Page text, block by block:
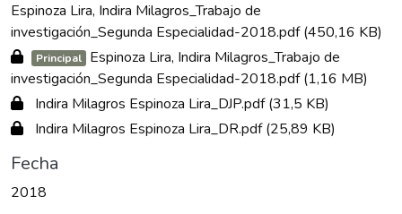
Espinoza Lira, Indira Milagros_Trabajo de
investigación_Segunda Especialidad-2018.pdf(450,16 KB)
Principal Espinoza Lira, Indira Milagros_Trabajo de
investigación_Segunda Especialidad-2018.pdf(1,16 MB)
Indira Milagros Espinoza Lira_DJP.pdf(31,5 KB)
Indira Milagros Espinoza Lira_DR.pdf(25,89 KB)
Fecha
2018